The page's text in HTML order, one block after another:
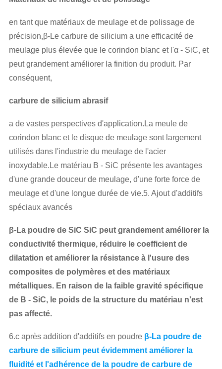
en tant que matériaux de meulage et de polissage de
précision,β-Le carbure de silicium a une efficacité de
meulage plus élevée que le corindon blanc et l'α - SiC, et
peut grandement améliorer la finition du produit. Par
conséquent,
carbure de silicium abrasif
a de vastes perspectives d'application.La meule de
corindon blanc et le disque de meulage sont largement
utilisés dans l'industrie du meulage de l'acier
inoxydable.Le matériau B - SiC présente les avantages
d'une grande douceur de meulage, d'une forte force de
meulage et d'une longue durée de vie.5. Ajout d'additifs
spéciaux avancés
β-La poudre de SiC SiC peut grandement améliorer la
conductivité thermique, réduire le coefficient de
dilatation et améliorer la résistance à l'usure des
composites de polymères et des matériaux
métalliques. En raison de la faible gravité spécifique
de B - SiC, le poids de la structure du matériau n'est
pas affecté.
6.c après addition d'additifs en poudre β-La poudre de
carbure de silicium peut évidemment améliorer la
fluidité et l'adhérence de la poudre de carbure de